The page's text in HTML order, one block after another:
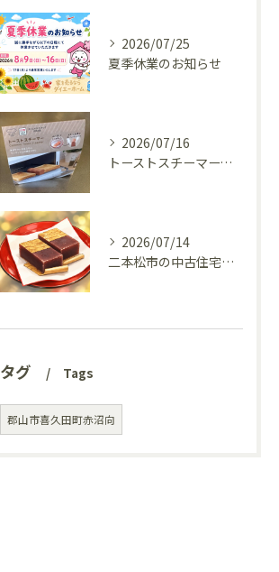
2026/07/25
夏季休業のお知らせ
2026/07/16
トーストスチーマーで、いつものパンが少し変わった話
2026/07/14
二本松市の中古住宅、リフォーム前の様子を見てきました(^^♪
タグ Tags
郡山市喜久田町赤沼向